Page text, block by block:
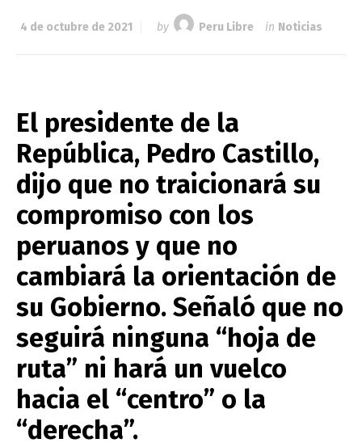
4 de octubre de 2021 by Peru Libre in Noticias
El presidente de la
República, Pedro Castillo,
dijo que no traicionará su
compromiso con los
peruanos y que no
cambiará la orientación de
su Gobierno. Señaló que no
seguirá ninguna “hoja de
ruta” ni hará un vuelco
hacia el “centro” o la
“derecha”.